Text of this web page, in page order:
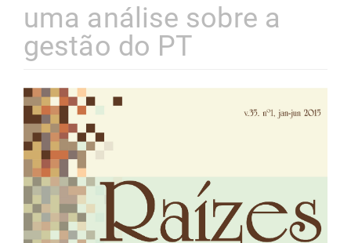
uma análise sobre a
gestão do PT
Barra
lateral
de
artigos